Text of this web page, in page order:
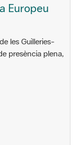
Europeu
les Guilleries-
presència plena,